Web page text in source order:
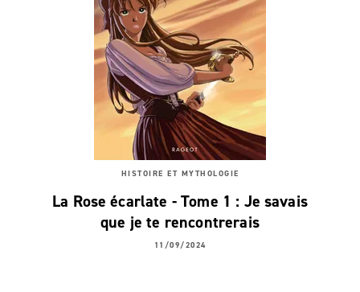
HISTOIRE ET MYTHOLOGIE
La Rose écarlate - Tome 1 : Je savais
que je te rencontrerais
11/09/2024